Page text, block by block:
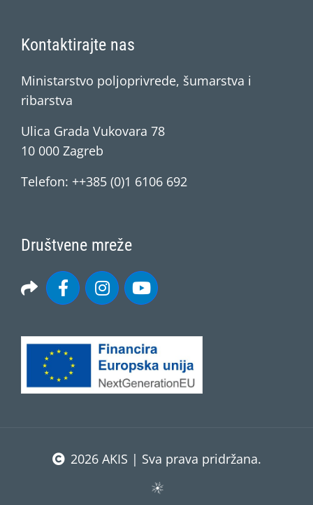
Kontaktirajte nas
Ministarstvo poljoprivrede, šumarstva i
ribarstva
Ulica Grada Vukovara 78
10 000 Zagreb
Telefon: ++385 (0)1 6106 692
Društvene mreže
2026 AKIS | Sva prava pridržana.